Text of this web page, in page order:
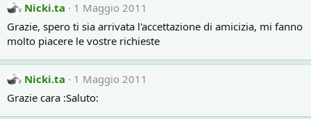
Nicki.ta
1 Maggio 2011
Grazie, spero ti sia arrivata l'accettazione di amicizia, mi fanno
molto piacere le vostre richieste
Nicki.ta
1 Maggio 2011
Grazie cara :Saluto: